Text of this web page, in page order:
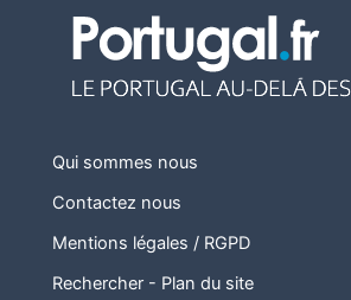
Qui sommes nous
Contactez nous
Mentions légales / RGPD
Rechercher- Plan du site